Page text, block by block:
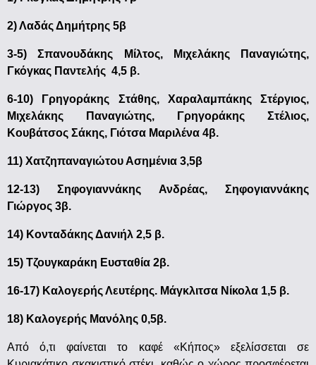
2) Λαδάς Δημήτρης 5β
3-5) Σπανουδάκης Μίλτος, Μιχελάκης Παναγιώτης,
Γκόγκας Παντελής 4,5 β.
6-10) Γρηγοράκης Στάθης, Χαραλαμπάκης Στέργιος,
Μιχελάκης Παναγιώτης, Γρηγοράκης Στέλιος,
Κουβάτσος Σάκης, Γιότσα Μαριλένα 4β.
11) Χατζηπαναγιώτου Ασημένια 3,5β
12-13) Σηφογιαννάκης Ανδρέας, Σηφογιαννάκης
Γιώργος 3β.
14) Κονταδάκης Δανιήλ 2,5 β.
15) Τζουγκαράκη Ευσταθία 2β.
16-17) Καλογερής Λευτέρης. Μάγκλιτσα Νίκολα 1,5 β.
18) Καλογερής Μανόλης 0,5β.
Από ό,τι φαίνεται το καφέ «Κήπος» εξελίσσεται σε